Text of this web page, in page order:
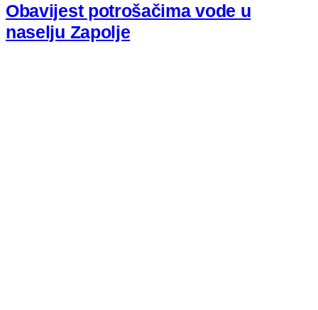
Obavijest potrošačima vode u
naselju Zapolje